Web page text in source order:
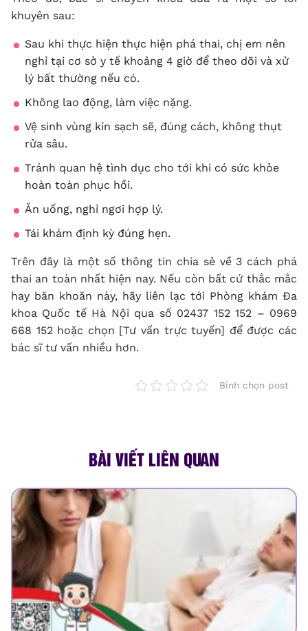
khuyên sau:
Sau khi thực hiện thực hiện phá thai, chị em nên
nghỉ tại cơ sở y tế khoảng 4 giờ để theo dõi và xử
lý bất thường nếu có.
Không lao động, làm việc nặng.
Vệ sinh vùng kín sạch sẽ, đúng cách, không thụt
rửa sâu.
Tránh quan hệ tình dục cho tới khi có sức khỏe
hoàn toàn phục hồi.
Ăn uống, nghỉ ngơi hợp lý.
Tái khám định kỳ đúng hẹn.
Trên đây là một số thông tin chia sẻ về 3 cách phá
thai an toàn nhất hiện nay. Nếu còn bất cứ thắc mắc
hay băn khoăn này, hãy liên lạc tới Phòng khám Đa
khoa Quốc tế Hà Nội qua số 02437 152 152 – 0969
668 152 hoặc chọn [Tư vấn trực tuyến] để được các
bác sĩ tư vấn nhiều hơn.
Bình chọn post
BÀI VIẾT LIÊN QUAN